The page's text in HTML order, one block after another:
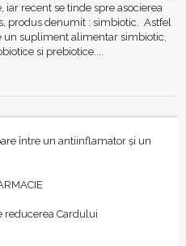
iar recent se tinde spre asocierea
produs denumit : simbiotic. Astfel
un supliment alimentar simbiotic,
si prebiotice....
între un antiinflamator și un
reducerea Cardului